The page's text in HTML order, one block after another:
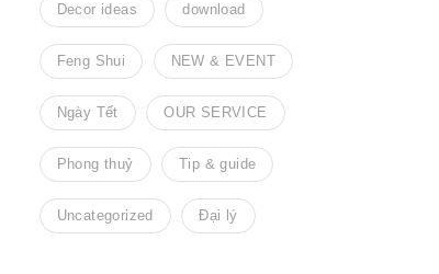
Decor ideas download
Feng Shui NEW & EVENT
Ngày Tết OUR SERVICE
Phong thuỷ Tip & guide
Uncategorized Đại lý